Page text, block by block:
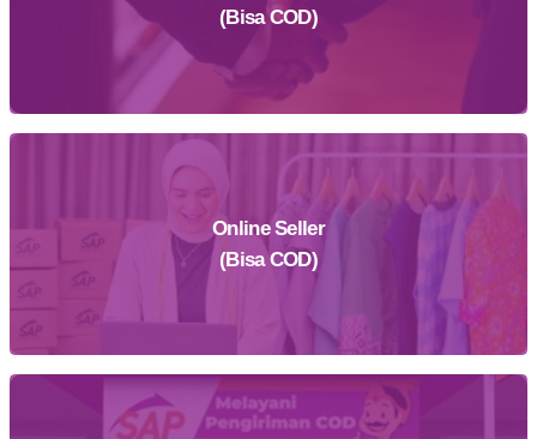
(Bisa COD)
Daftar Sekarang
Online Seller
(Bisa COD)